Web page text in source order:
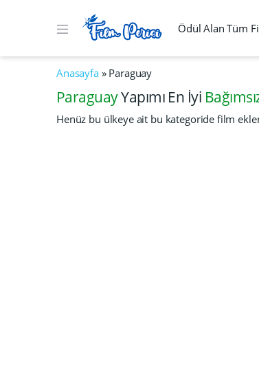
Ödül Alan Tüm
Anasayfa» Paraguay
ParaguayYapımı En İyi
Henüz bu ülkeye ait bu kategoride film